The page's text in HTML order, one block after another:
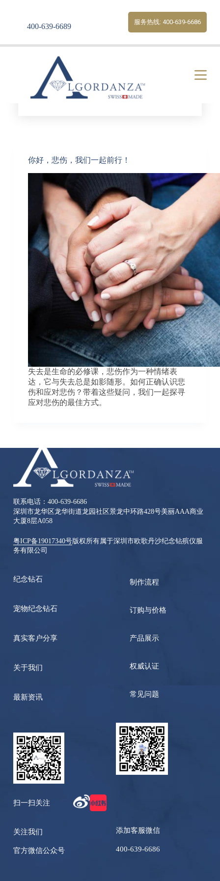
t
400-639-6689
服务热线: 400-639-6686
Tag应对悲伤
你好，悲伤，我们一起前行！
失去是生命的必修课，悲伤作为一种情绪表
达，它与失去总是如影随形。如何正确认识悲
伤和应对悲伤？带着这些疑问，我们一起探寻
应对悲伤的最佳方式。
联系电话：400-639-6686
深圳市龙华区龙华街道龙园社区景龙中环路428号美丽AAA商业
大厦8层A058
粤ICP备19017340号版权所有属于深圳市欧歌丹沙纪念钻殡仪服
务有限公司
纪念钻石
宠物纪念钻石
真实客户分享
关于我们
最新资讯
制作流程
订购与价格
产品展示
权威认证
常见问题
扫一扫关注
关注我们
官方微信公众号
添加客服微信
400-639-6686